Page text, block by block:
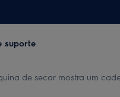
suporte
de secar mostra um